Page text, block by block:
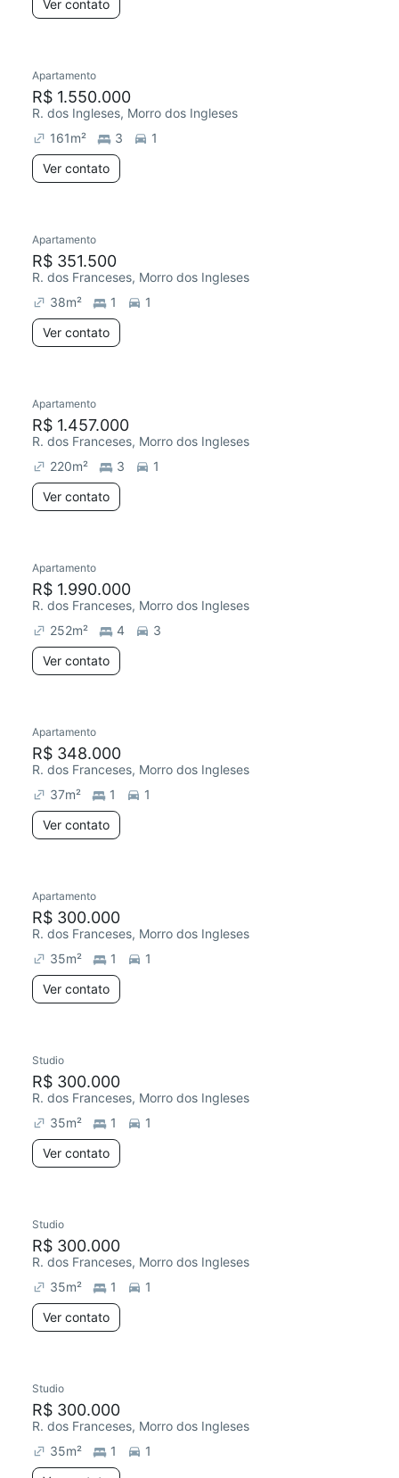
Ver contato
Redecorar
Apartamento
R$ 1.550.000
R. dos Ingleses, Morro dos Ingleses
161m² 3
1
Ver contato
Redecorar
Apartamento
R$ 351.500
R. dos Franceses, Morro dos Ingleses
38m² 1
1
Ver contato
Redecorar
Apartamento
R$ 1.457.000
R. dos Franceses, Morro dos Ingleses
220m² 3
1
Ver contato
Redecorar
Apartamento
R$ 1.990.000
R. dos Franceses, Morro dos Ingleses
252m² 4
3
Ver contato
Redecorar
Apartamento
R$ 348.000
R. dos Franceses, Morro dos Ingleses
37m² 1
1
Ver contato
Apartamento
R$ 300.000
R. dos Franceses, Morro dos Ingleses
35m² 1
1
Ver contato
Studio
R$ 300.000
R. dos Franceses, Morro dos Ingleses
35m² 1
1
Ver contato
Studio
R$ 300.000
R. dos Franceses, Morro dos Ingleses
35m² 1
1
Ver contato
Studio
R$ 300.000
R. dos Franceses, Morro dos Ingleses
35m² 1
1